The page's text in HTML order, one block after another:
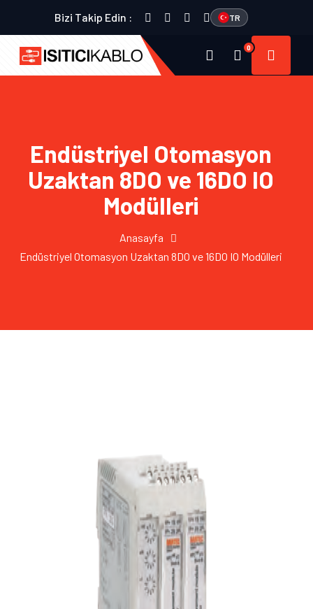
Bizi Takip Edin : TR
0
Endüstriyel Otomasyon
Uzaktan 8DO ve 16DO IO
Modülleri
Anasayfa
Endüstriyel Otomasyon Uzaktan 8DO ve 16DO IO Modülleri